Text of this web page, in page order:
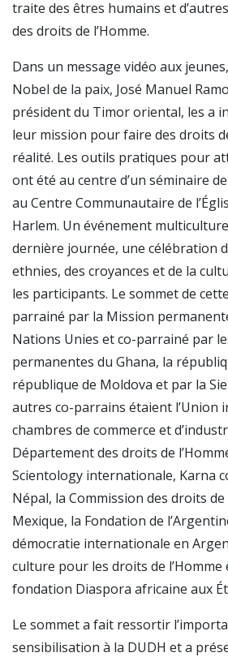
traite des êtres humains et
des droits de l’Homme.
Dans un message vidéo aux
Nobel de la paix, José Manuel
président du Timor oriental, les a
leur mission pour faire des droits
réalité. Les outils pratiques pour
ont été au centre d’un séminaire
au Centre Communautaire de
Harlem. Un événement
dernière journée, une célébration
ethnies, des croyances et de la
les participants. Le sommet de
parrainé par la Mission
Nations Unies et co-parrainé par
permanentes du Ghana, la
république de Moldova et par la
autres co-parrains étaient l’Union
chambres de commerce et
Département des droits de
Scientology internationale, Karna
Népal, la Commission des droits de
Mexique, la Fondation de
démocratie internationale en
culture pour les droits de l’Homme
fondation Diaspora africaine aux
Le sommet a fait ressortir
sensibilisation à la DUDH et a